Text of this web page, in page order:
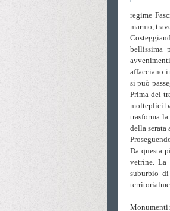
regime
marmo,
bellissima
affacciano
si può
Prima del
molteplici
trasforma
della serata
Da questa
vetrine. La
suburbio
Monumenti: